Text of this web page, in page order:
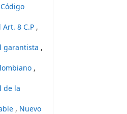
8 C.P ,
garantista ,
,
de la
, Nuevo